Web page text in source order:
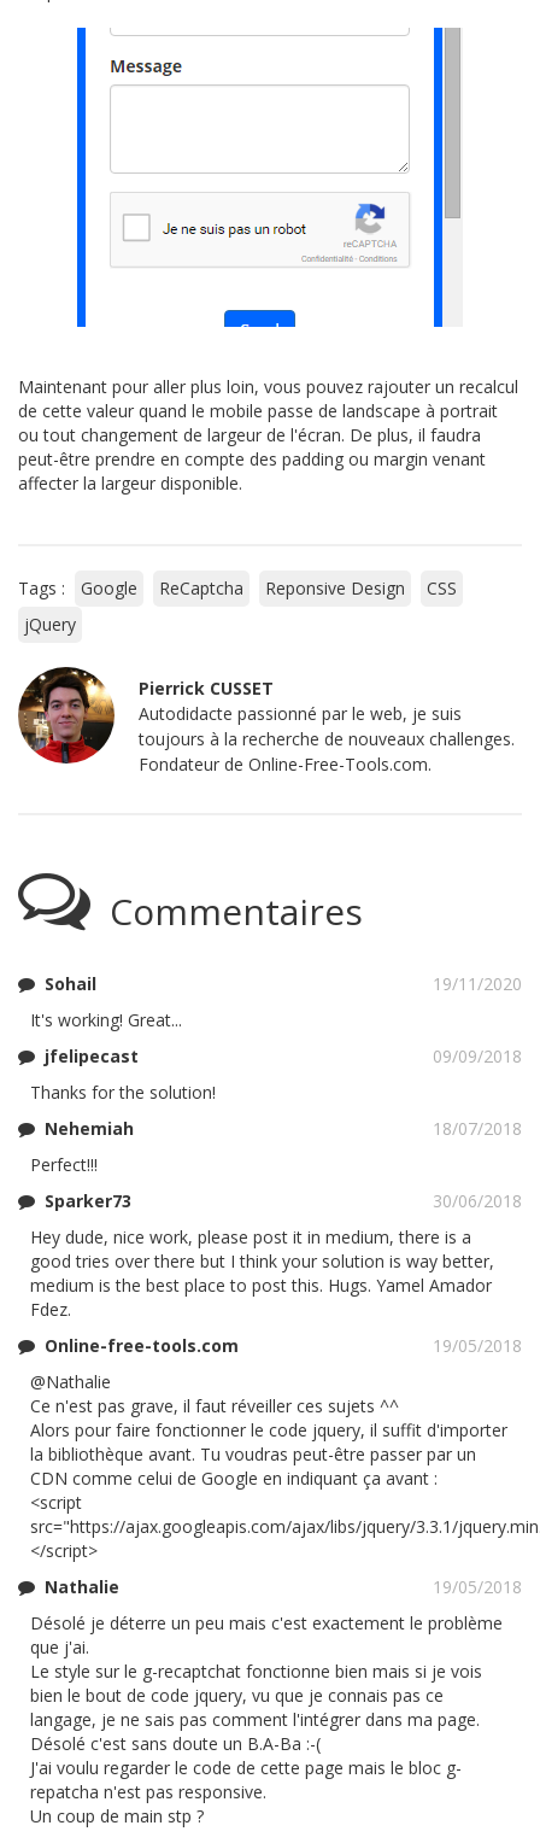
Maintenant pour aller plus loin, vous pouvez rajouter un recalcul
de cette valeur quand le mobile passe de landscape à portrait
ou tout changement de largeur de l'écran. De plus, il faudra
peut-être prendre en compte des padding ou margin venant
affecter la largeur disponible.
Tags : Google ReCaptcha Reponsive Design
CSS
jQuery
Pierrick CUSSET
Autodidacte passionné par le web, je suis
toujours à la recherche de nouveaux challenges.
Fondateur de Online-Free-Tools.com.
Commentaires
Sohail
19/11/2020
It's working! Great...
jfelipecast
09/09/2018
Thanks for the solution!
Nehemiah
18/07/2018
Perfect!!!
Sparker73
30/06/2018
Hey dude, nice work, please post it in medium, there is a
good tries over there but I think your solution is way better,
medium is the best place to post this. Hugs. Yamel Amador
Fdez.
Online-free-tools.com
19/05/2018
@Nathalie
Ce n'est pas grave, il faut réveiller ces sujets ^^
Alors pour faire fonctionner le code jquery, il suffit d'importer
la bibliothèque avant. Tu voudras peut-être passer par un
CDN comme celui de Google en indiquant ça avant :
<script
src="https://ajax.googleapis.com/ajax/libs/jquery/3.3.1/
</script>
Nathalie
19/05/2018
Désolé je déterre un peu mais c'est exactement le problème
que j'ai.
Le style sur le g-recaptchat fonctionne bien mais si je vois
bien le bout de code jquery, vu que je connais pas ce
langage, je ne sais pas comment l'intégrer dans ma page.
Désolé c'est sans doute un B.A-Ba :-(
J'ai voulu regarder le code de cette page mais le bloc g-
repatcha n'est pas responsive.
Un coup de main stp ?